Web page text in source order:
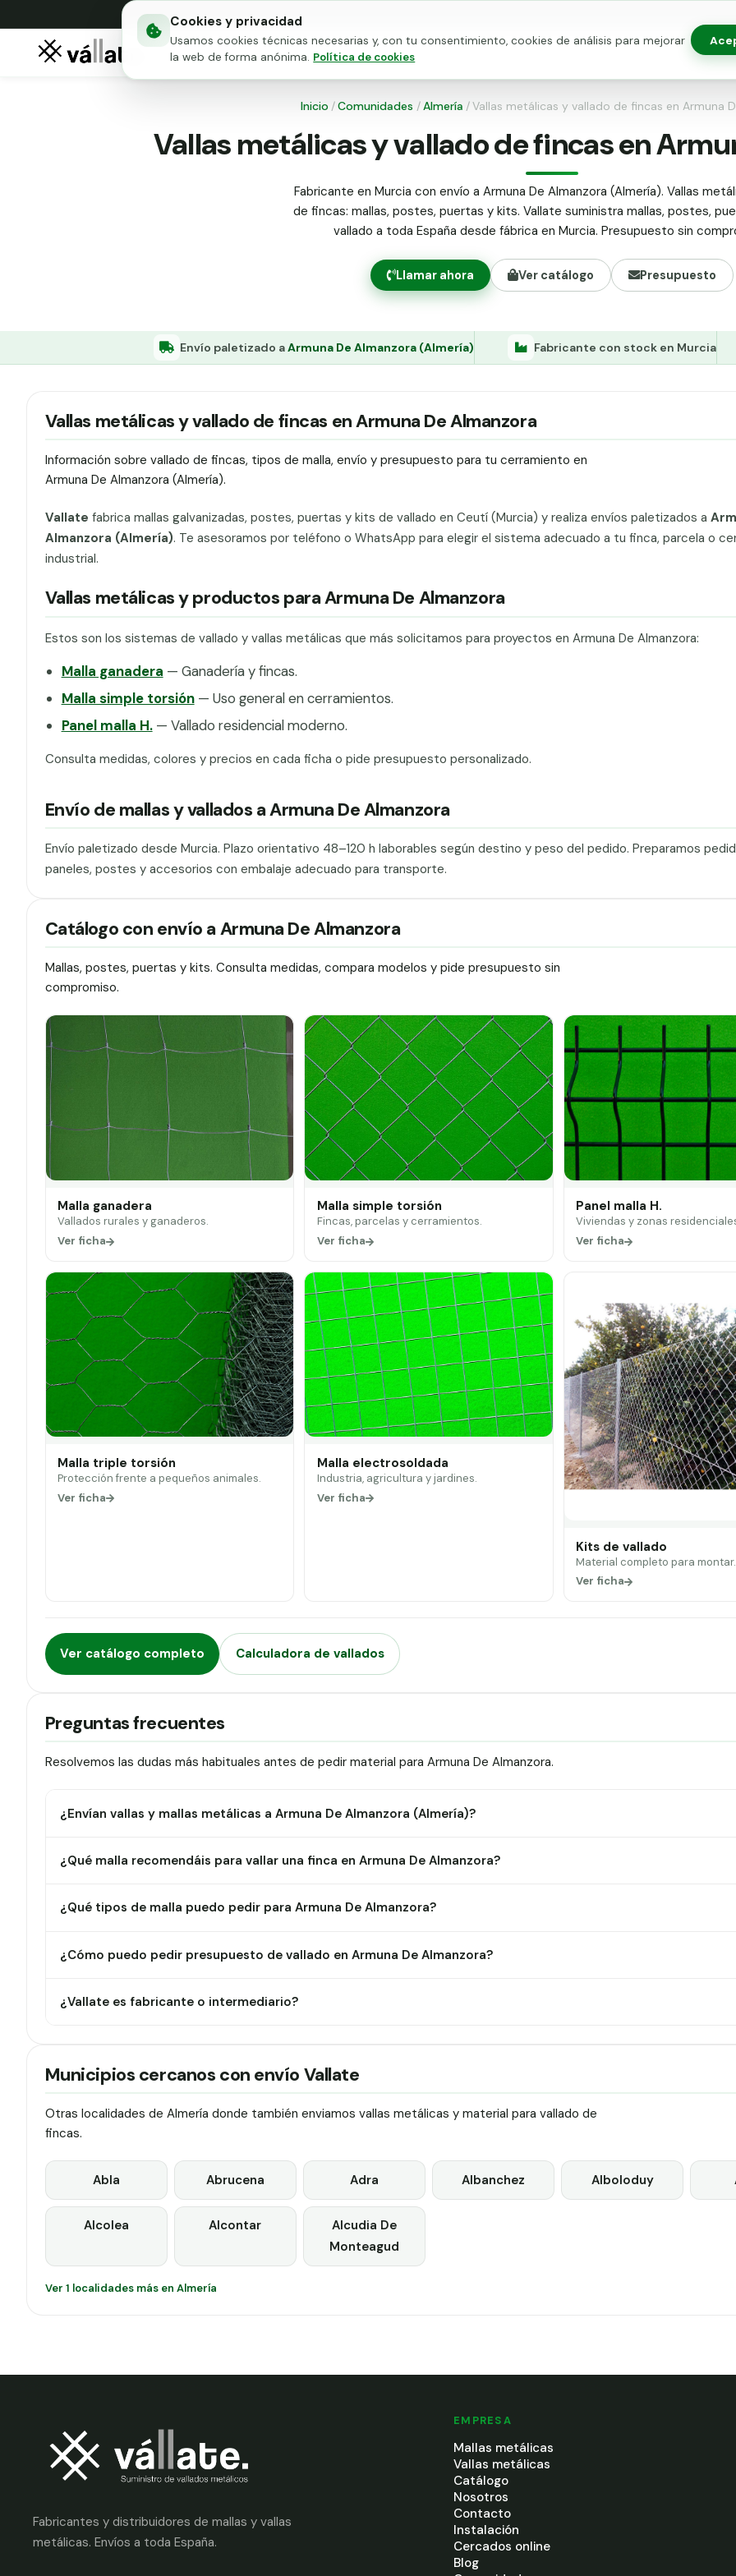
Cookies y privacidad
Usamos cookies técnicas necesarias y, con tu consentimiento, cookies de análisis para mejorar
la web de forma anónima. Política de cookies
Mallas metálicas
Puertas para vallado
Inicio /Comunidades /Almería /Vallas metálicas y vallado de fincas en Armuna
Vallas metálicas y vallado de fincas en
Fabricante en Murcia con envío a Armuna De Almanzora (Almería). Vallas
de fincas: mallas, postes, puertas y kits. Vallate suministra mallas, postes,
vallado a toda España desde fábrica en Murcia. Presupuesto sin
Llamar ahora Ver catálogo Presupuesto
Envío paletizado aArmuna De Almanzora (Almería) Fabricante con stock en Murcia
Vallas metálicas y vallado de fincas en Armuna De Almanzora
Información sobre vallado de fincas, tipos de malla, envío y presupuesto para tu cerramiento en
Armuna De Almanzora (Almería).
Vallate fabrica mallas galvanizadas, postes, puertas y kits de vallado en Ceutí (Murcia) y realiza envíos paletizados a
Almanzora (Almería). Te asesoramos por teléfono o WhatsApp para elegir el sistema adecuado a tu finca, parcela o
industrial.
Vallas metálicas y productos para Armuna De Almanzora
Estos son los sistemas de vallado y vallas metálicas que más solicitamos para proyectos en Armuna De Almanzora:
Malla ganadera — Ganadería y fincas.
Malla simple torsión— Uso general en cerramientos.
Panel malla H.— Vallado residencial moderno.
Consulta medidas, colores y precios en cada ficha o pide presupuesto personalizado.
Envío de mallas y vallados a Armuna De Almanzora
Envío paletizado desde Murcia. Plazo orientativo 48–120 h laborables según destino y peso del pedido. Preparamos
paneles, postes y accesorios con embalaje adecuado para transporte.
Catálogo con envío a Armuna De Almanzora
Mallas, postes, puertas y kits. Consulta medidas, compara modelos y pide presupuesto sin
compromiso.
Malla ganadera
Vallados rurales y ganaderos.
Ver ficha
Malla simple torsión
Fincas, parcelas y cerramientos.
Ver ficha
Panel malla H.
Viviendas y zonas
Ver ficha
Malla triple torsión
Protección frente a pequeños animales.
Ver ficha
Malla electrosoldada
Industria, agricultura y jardines.
Ver ficha
Kits de vallado
Material completo para montar.
Ver ficha
Ver catálogo completo Calculadora de vallados
Preguntas frecuentes
Resolvemos las dudas más habituales antes de pedir material para Armuna De Almanzora.
¿Envían vallas y mallas metálicas a Armuna De Almanzora (Almería)?
¿Qué malla recomendáis para vallar una finca en Armuna De Almanzora?
¿Qué tipos de malla puedo pedir para Armuna De Almanzora?
¿Cómo puedo pedir presupuesto de vallado en Armuna De Almanzora?
¿Vallate es fabricante o intermediario?
Municipios cercanos con envío Vallate
Otras localidades de Almería donde también enviamos vallas metálicas y material para vallado de
fincas.
Abla Abrucena Adra Albanchez Alboloduy
Alcolea Alcontar
Alcudia De
Monteagud
Ver 1 localidades más en Almería
Fabricantes y distribuidores de mallas y vallas
metálicas. Envíos a toda España.
EMPRESA
Mallas metálicas
Vallas metálicas
Catálogo
Nosotros
Contacto
Instalación
Cercados online
Blog